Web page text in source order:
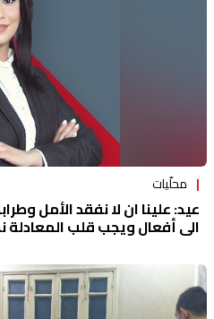
محلّيات
عيد: علينا ان لا نفقد الأمل
الى أفعال ويجب قلب المعادلة